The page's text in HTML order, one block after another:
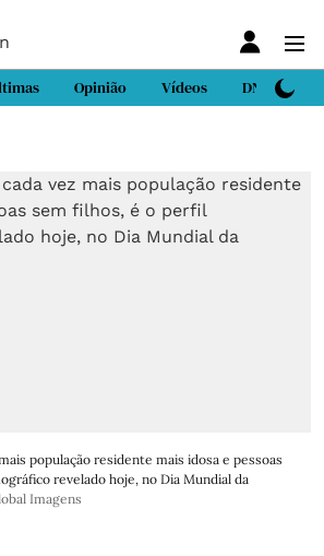
Opinião Vídeos DN Sport
população residente mais idosa e pessoas
revelado hoje, no Dia Mundial da
Imagens